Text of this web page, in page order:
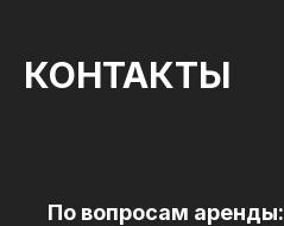
КОНТАКТЫ
По вопросам аренды: